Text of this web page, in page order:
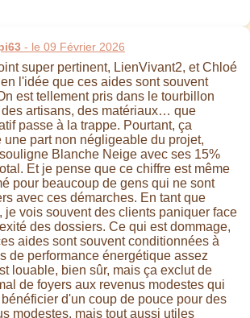
- le 09 Février 2026
super pertinent, LienVivant2, et Chloé
l'idée que ces aides sont souvent
est tellement pris dans le tourbillon
artisans, des matériaux… que
passe à la trappe. Pourtant, ça
une part non négligeable du projet,
Blanche Neige avec ses 15%
Et je pense que ce chiffre est même
pour beaucoup de gens qui ne sont
avec ces démarches. En tant que
je vois souvent des clients paniquer face
des dossiers. Ce qui est dommage,
aides sont souvent conditionnées à
de performance énergétique assez
louable, bien sûr, mais ça exclut de
de foyers aux revenus modestes qui
d'un coup de pouce pour des
modestes, mais tout aussi utiles